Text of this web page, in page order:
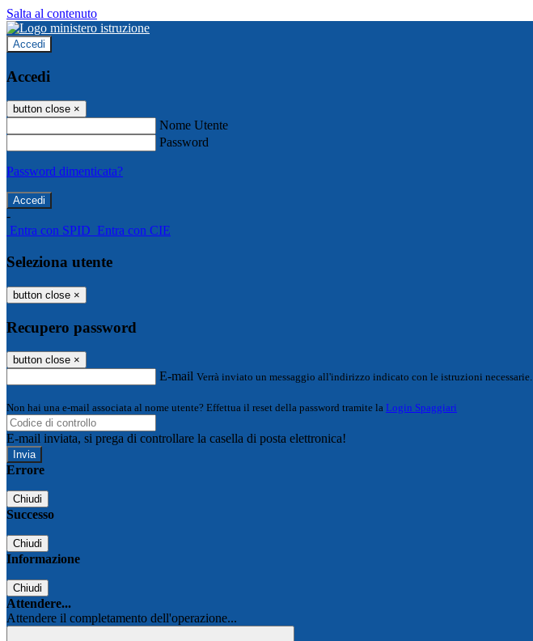
Salta al contenuto
Accedi
Accedi
button close ×
Nome Utente
Password
Password dimenticata?
-
Entra con SPID Entra con CIE
Seleziona utente
button close ×
Recupero password
button close ×
E-mail Verrà inviato un messaggio all'indirizzo indicato con le istruzioni necessarie.
Non hai una e-mail associata al nome utente? Effettua il reset della password tramite la Login Spaggiari
E-mail inviata, si prega di controllare la casella di posta elettronica!
Errore
Chiudi
Successo
Chiudi
Informazione
Chiudi
Attendere...
Attendere il completamento dell'operazione...